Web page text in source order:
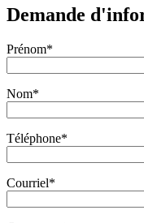
Demande
Prénom*
Nom*
Téléphone*
Courriel*